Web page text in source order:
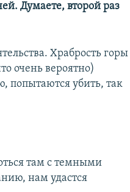
Думаете, второй раз
Храбрость горы
очень вероятно)
попытаются убить, так
там с темными
нам удастся